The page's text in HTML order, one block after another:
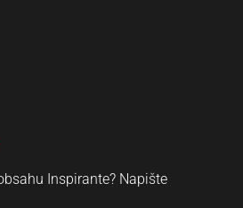
Inspirante? Napište